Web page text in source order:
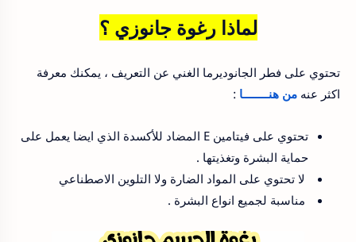
لماذا رغوة جانوزي ؟
تحتوي على فطر الجانوديرما الغني عن التعريف ، يمكنك معرفة
اكثر عنه من هنــــــــا :
تحتوي على فيتامين E المضاد للأكسدة الذي ايضا يعمل على
حماية البشرة وتغذيتها .
لا تحتوي على المواد الضارة ولا التلوين الاصطناعي
مناسبة لجميع انواع البشرة .